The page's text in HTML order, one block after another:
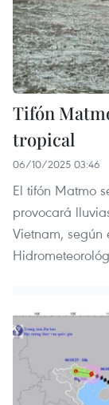
Tifón
tropical
06/10/2025 03:46
El tifón Matmo
provocará
Vietnam, según